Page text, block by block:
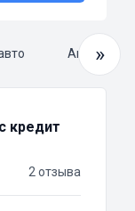
»
кредит
2 отзыва